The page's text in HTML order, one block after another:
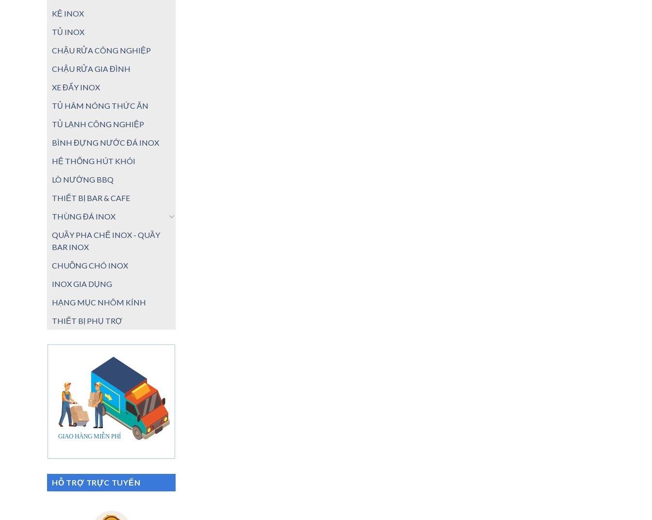
KỆ INOX
TỦ INOX
CHẬU RỬA CÔNG NGHIỆP
CHẬU RỬA GIA ĐÌNH
XE ĐẨY INOX
TỦ HÂM NÓNG THỨC ĂN
TỦ LẠNH CÔNG NGHIỆP
BÌNH ĐỰNG NƯỚC ĐÁ INOX
HỆ THỐNG HÚT KHÓI
LÒ NƯỚNG BBQ
THIẾT BỊ BAR & CAFE
THÙNG ĐÁ INOX
QUẦY PHA CHẾ INOX - QUẦY
BAR INOX
CHUỒNG CHÓ INOX
INOX GIA DỤNG
HẠNG MỤC NHÔM KÍNH
THIẾT BỊ PHỤ TRỢ
HỖ TRỢ TRỰC TUYẾN